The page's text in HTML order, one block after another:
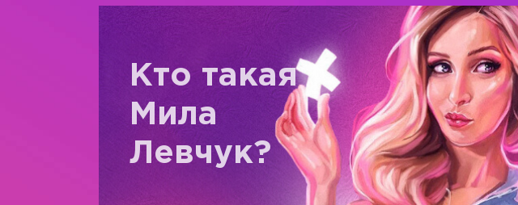
Кто такая
Мила
Левчук?